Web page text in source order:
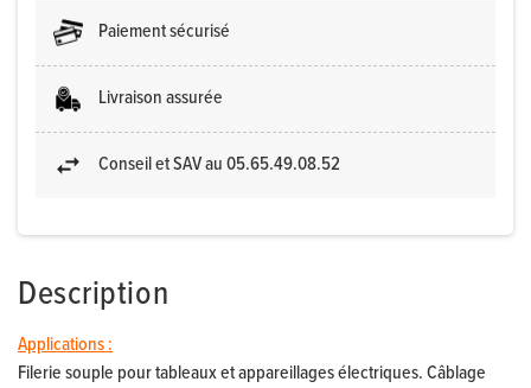
Paiement sécurisé
Livraison assurée
Conseil et SAV au 05.65.49.08.52
Description
Applications :
Filerie souple pour tableaux et appareillages électriques. Câblage